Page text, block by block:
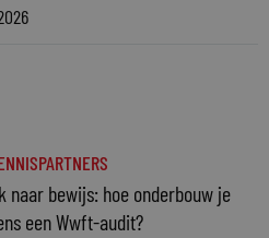
naar bewijs: hoe onderbouw je
een Wwft-audit?